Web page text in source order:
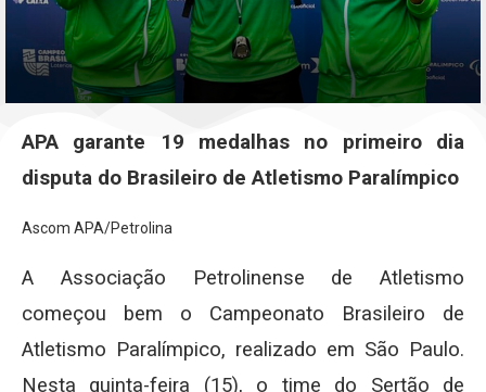
APA garante 19 medalhas no primeiro dia
disputa do Brasileiro de Atletismo Paralímpico
Ascom APA/Petrolina
A Associação Petrolinense de Atletismo
começou bem o Campeonato Brasileiro de
Atletismo Paralímpico, realizado em São Paulo.
Nesta quinta-feira (15), o time do Sertão de